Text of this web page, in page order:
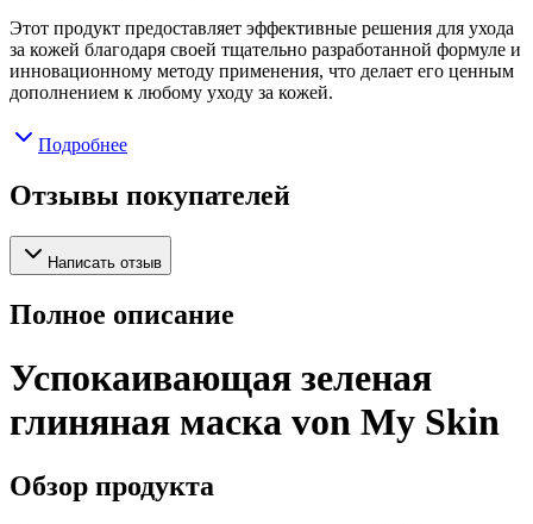
Этот продукт предоставляет эффективные решения для ухода
за кожей благодаря своей тщательно разработанной формуле и
инновационному методу применения, что делает его ценным
дополнением к любому уходу за кожей.
Подробнее
Отзывы покупателей
Написать отзыв
Полное описание
Успокаивающая зеленая
глиняная маска von My Skin
Обзор продукта